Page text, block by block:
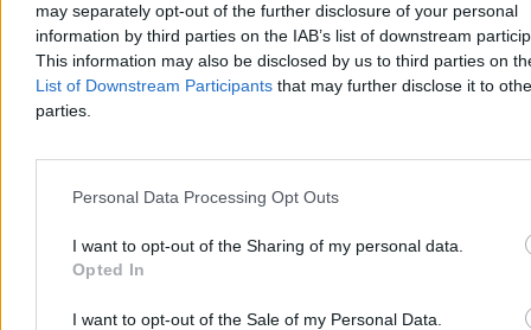
may separately opt-out of the further disclosure of your personal
information by third parties on the IAB’s list of downstream
This information may also be disclosed by us to third parties on
List of Downstream Participants that may further disclose it to
parties.
Personal Data Processing Opt Outs
I want to opt-out of the Sharing of my personal data.
Opted In
I want to opt-out of the Sale of my Personal Data.
Przed nami spokojny, ciepły weekend, ale w poniedziałek pogoda
się zmieni. IMGW zapowiada burze na zachodzie i w centrum kraju
oraz falę upałów z temperaturą do 33 st. C. Instytut wydał
ostrzeżenia II stopnia przed upałem dla trzech regionów Polski.
Dzisiaj 16:51
Reklama